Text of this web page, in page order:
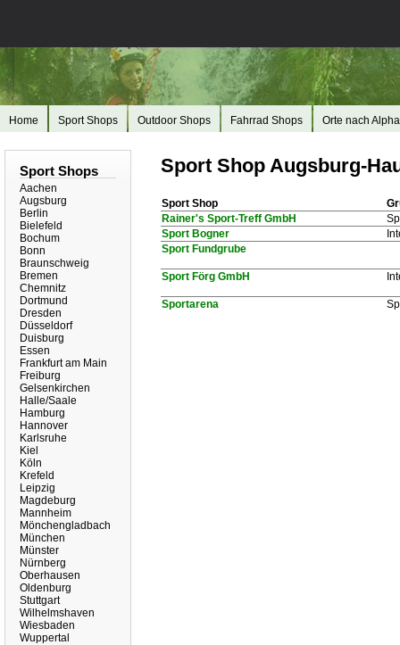
Home Sport Shops Outdoor Shops Fahrrad Shops Orte nach
Sport Shops
Aachen
Augsburg
Berlin
Bielefeld
Bochum
Bonn
Braunschweig
Bremen
Chemnitz
Dortmund
Dresden
Düsseldorf
Duisburg
Essen
Frankfurt am Main
Freiburg
Gelsenkirchen
Halle/Saale
Hamburg
Hannover
Karlsruhe
Kiel
Köln
Krefeld
Leipzig
Magdeburg
Mannheim
Mönchengladbach
München
Münster
Nürnberg
Oberhausen
Oldenburg
Stuttgart
Wilhelmshaven
Wiesbaden
Wuppertal
Sport Shop Augsburg-
Sport Shop
Rainer's Sport-Treff GmbH
Sport Bogner
Sport Fundgrube
Sport Förg GmbH
Sportarena